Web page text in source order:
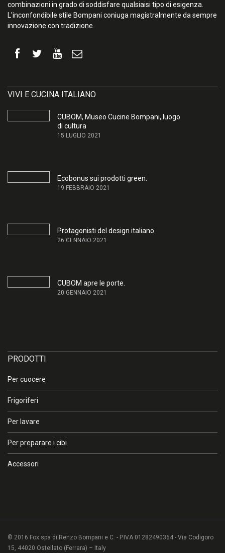
Attenzione
dal colore reale che non può essere riprodotto in modo fedele,
se non tramite campioni dello stesso materiale verniciati con le
stesse tecniche. In caso di necessità, invitiamo pertanto a
combinazioni in grado di soddisfare qualsiaisi tipo di esigenza.
L'inconfondibile stile Bompani coniuga magistralmente da sempre
innovazione con tradizione.
VIVI E CUCINA ITALIANO
CUBOM, Museo Cucine Bompani, luogo
di cultura
15 LUGLIO 2021
Ecobonus sui prodotti green.
19 FEBBRAIO 2021
Protagonisti del design italiano.
26 GENNAIO 2021
CUBOM apre le porte.
20 GENNAIO 2021
PRODOTTI
Per cuocere
Frigoriferi
Per lavare
Per preparare i cibi
Accessori
© 2016 Fox spa di Renzo Bompani e C. - P.IVA 01282490364 - Via Codigoro
15, 44020 Ostellato (Ferrara) – Italy